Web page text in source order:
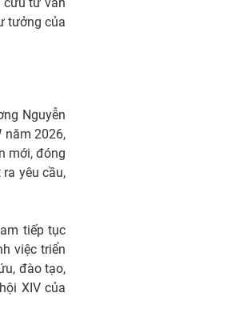
tưởng của
Nguyễn
năm 2026,
mới, đóng
yêu cầu,
tiếp tục
việc triển
đào tạo,
XIV của